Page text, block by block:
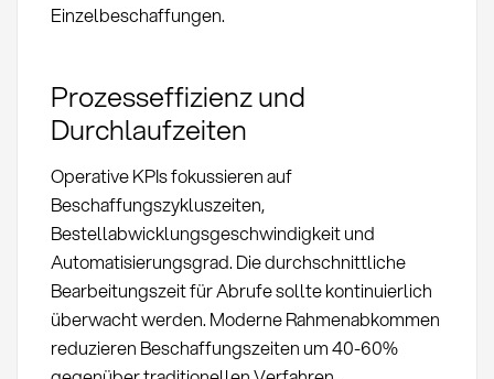
Einzelbeschaffungen.
Prozesseffizienz und
Durchlaufzeiten
Operative KPIs fokussieren auf
Beschaffungszykluszeiten,
Bestellabwicklungsgeschwindigkeit und
Automatisierungsgrad. Die durchschnittliche
Bearbeitungszeit für Abrufe sollte kontinuierlich
überwacht werden. Moderne Rahmenabkommen
reduzieren Beschaffungszeiten um 40-60%